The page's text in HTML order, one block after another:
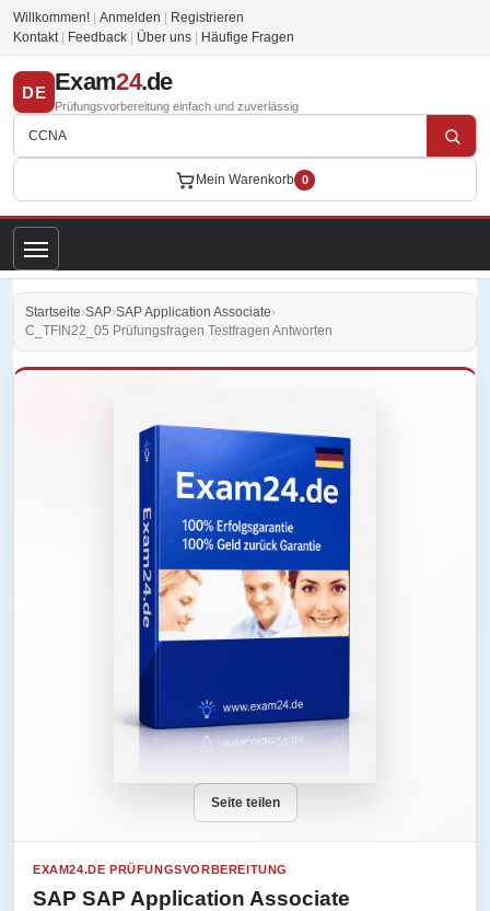
Willkommen! Anmelden
Registrieren
Kontakt
Feedback Über uns Häufige Fragen
DE Exam24.de
Prüfungsvorbereitung einfach und zuverlässig
Mein Warenkorb 0
Startseite›SAP›SAP Application Associate›
C_TFIN22_05 Prüfungsfragen Testfragen Antworten
Seite teilen
EXAM24.DE PRÜFUNGSVORBEREITUNG
SAP SAP Application Associate